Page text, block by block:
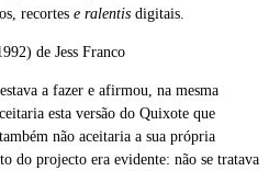
recortes e ralentis digitais.
a fazer e afirmou, na mesma
esta versão do Quixote que
não aceitaria a sua própria
do projecto era evidente: não se tratava